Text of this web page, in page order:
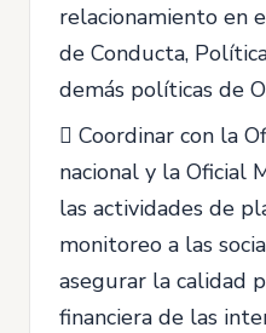
relacionamiento en
de Conducta,
demás políticas de
 Coordinar con la
nacional y la Oficial
las actividades de
monitoreo a las
asegurar la calidad
financiera de las